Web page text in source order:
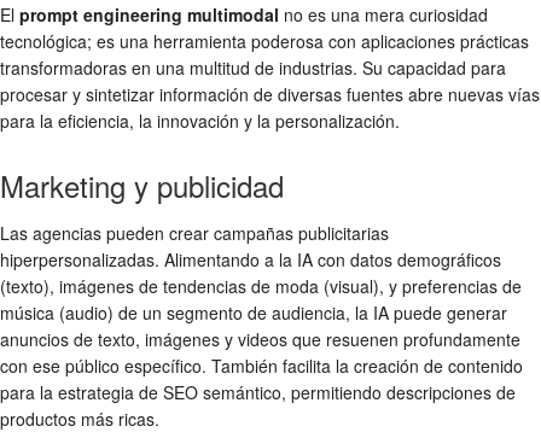
El prompt engineering multimodal no es una mera curiosidad
tecnológica; es una herramienta poderosa con aplicaciones prácticas
transformadoras en una multitud de industrias. Su capacidad para
procesar y sintetizar información de diversas fuentes abre nuevas vías
para la eficiencia, la innovación y la personalización.
Marketing y publicidad
Las agencias pueden crear campañas publicitarias
hiperpersonalizadas. Alimentando a la IA con datos demográficos
(texto), imágenes de tendencias de moda (visual), y preferencias de
música (audio) de un segmento de audiencia, la IA puede generar
anuncios de texto, imágenes y videos que resuenen profundamente
con ese público específico. También facilita la creación de contenido
para la estrategia de SEO semántico, permitiendo descripciones de
productos más ricas.